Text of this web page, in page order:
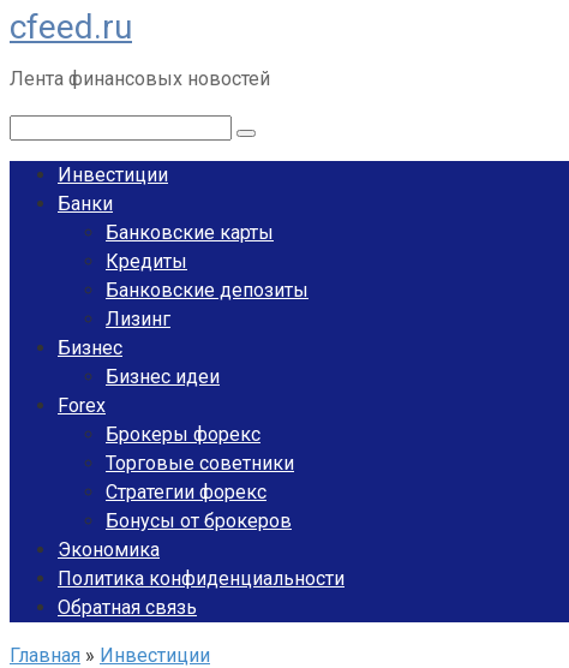
Перейти
к
контенту
cfeed.ru
Лента финансовых новостей
Инвестиции
Банки
Банковские карты
Кредиты
Банковские депозиты
Лизинг
Бизнес
Бизнес идеи
Forex
Брокеры форекс
Торговые советники
Стратегии форекс
Бонусы от брокеров
Экономика
Политика конфиденциальности
Обратная связь
Главная » Инвестиции